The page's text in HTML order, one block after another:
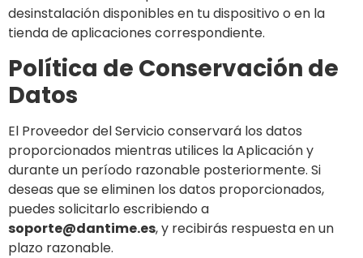
desinstalación disponibles en tu dispositivo o en la
tienda de aplicaciones correspondiente.
Política de Conservación de
Datos
El Proveedor del Servicio conservará los datos
proporcionados mientras utilices la Aplicación y
durante un período razonable posteriormente. Si
deseas que se eliminen los datos proporcionados,
puedes solicitarlo escribiendo a
soporte@dantime.es, y recibirás respuesta en un
plazo razonable.